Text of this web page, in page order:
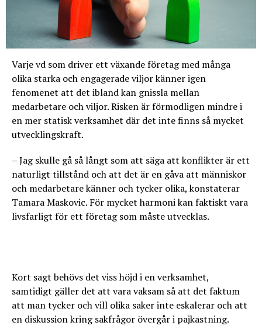
Varje vd som driver ett växande företag med många
olika starka och engagerade viljor känner igen
fenomenet att det ibland kan gnissla mellan
medarbetare och viljor. Risken är förmodligen mindre i
en mer statisk verksamhet där det inte finns så mycket
utvecklingskraft.
– Jag skulle gå så långt som att säga att konflikter är ett
naturligt tillstånd och att det är en gåva att människor
och medarbetare känner och tycker olika, konstaterar
Tamara Maskovic. För mycket harmoni kan faktiskt vara
livsfarligt för ett företag som måste utvecklas.
Kort sagt behövs det viss höjd i en verksamhet,
samtidigt gäller det att vara vaksam så att det faktum
att man tycker och vill olika saker inte eskalerar och att
en diskussion kring sakfrågor övergår i pajkastning.